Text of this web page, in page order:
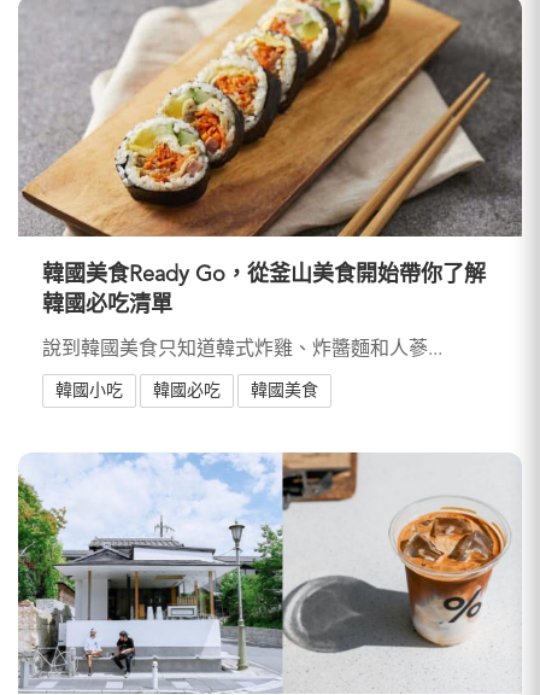
韓國美食Ready Go，從釜山美食開始帶你了解
韓國必吃清單
說到韓國美食只知道韓式炸雞、炸醬麵和人蔘...
韓國小吃 韓國必吃 韓國美食